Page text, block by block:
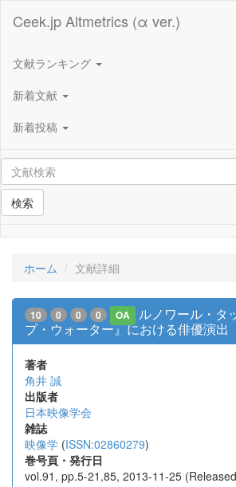
Ceek.jp Altmetrics (α ver.)
文献ランキング
新着文献
新着投稿
検索
ホーム 文献詳細
10 0 0 0 OA
ルノワール・
プ・ウォーター』における俳優演出
著者
角井 誠
出版者
日本映像学会
雑誌
映像学 (ISSN:02860279)
巻号頁・発行日
vol.91, pp.5-21,85, 2013-11-25